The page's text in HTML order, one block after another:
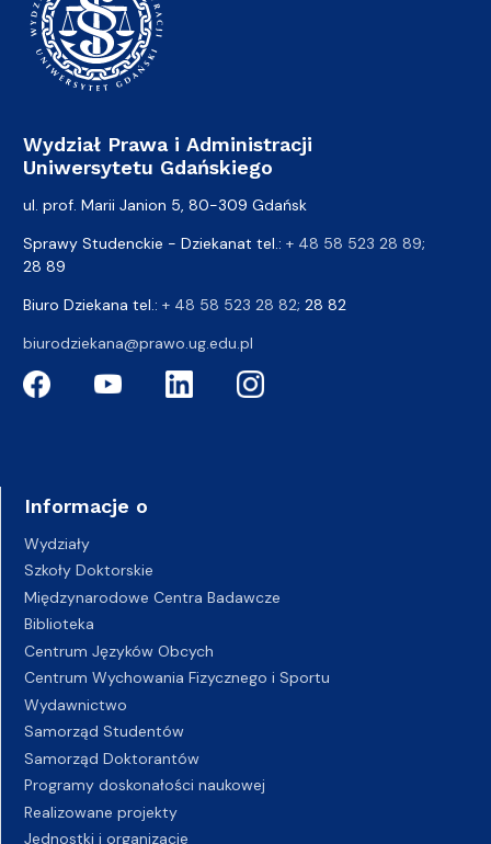
Wydział Prawa i Administracji
Uniwersytetu Gdańskiego
ul. prof. Marii Janion 5, 80-309 Gdańsk
Sprawy Studenckie - Dziekanat tel.: + 48 58 523 28 89;
28 89
Biuro Dziekana tel.: + 48 58 523 28 82; 28 82
biurodziekana@prawo.ug.edu.pl
Informacje o
Wydziały
Szkoły Doktorskie
Międzynarodowe Centra Badawcze
Biblioteka
Centrum Języków Obcych
Centrum Wychowania Fizycznego i Sportu
Wydawnictwo
Samorząd Studentów
Samorząd Doktorantów
Programy doskonałości naukowej
Realizowane projekty
Jednostki i organizacje